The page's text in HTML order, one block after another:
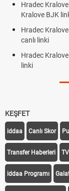
Hradec
Kralove BJK
Hradec
canlı linki
Hradec
linki
KEŞFET
iddaa Canlı Skor
Transfer Haberleri
iddaa Programı